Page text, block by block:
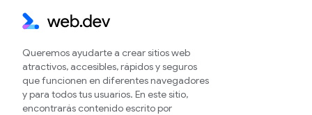
Queremos ayudarte a crear sitios web
atractivos, accesibles, rápidos y seguros
que funcionen en diferentes navegadores
y para todos tus usuarios. En este sitio,
encontrarás contenido escrito por